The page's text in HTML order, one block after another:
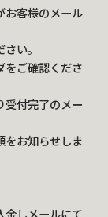
お客様のメール
い。
をご確認くださ
受付完了のメー
をお知らせしま
金しメールにて